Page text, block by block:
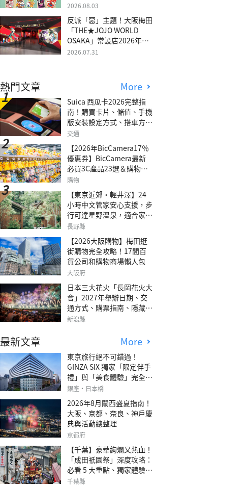
2026.08.03
反派「惡」主題！大阪梅田
「THE★JOJO WORLD
OSAKA」常設店2026年冬
季開幕
2026.07.31
熱門文章 More
Suica 西瓜卡2026完整指
南！購買卡片、儲值、手機
版安裝設定方式、搭車方
法、常見問題解答！
交通
【2026年BicCamera17％
優惠券】BicCamera最新
必買3C產品23選＆購物攻
略
購物
【東京近郊・輕井澤】24
小時中文管家安心支援，步
行可達星野溫泉，適合家庭
旅行、三代同遊與紀念日的
澤森四季VILLA」
長野縣
【2026大阪購物】梅田逛
街購物完全攻略！17間百
貨公司和購物商場懶人包
大阪府
日本三大花火「長岡花火大
會」2027年舉辦日期、交
通方式、購票指南、隱藏欣
賞地點
新潟縣
最新文章 More
東京旅行絕不可錯過！
GINZA SIX 獨家「限定伴手
禮」與「美食體驗」完全指
南
銀座・日本橋
2026年8月關西盛夏指南！
大阪、京都、奈良、神戶慶
典與活動總整理
京都府
【千葉】豪華絢爛又熱血！
「成田祇園祭」深度攻略：
必看 5 大重點、獨家體驗指
南
千葉縣